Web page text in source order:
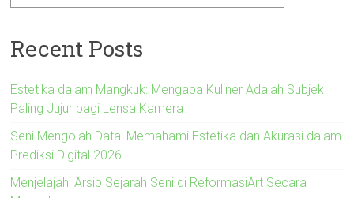
Recent Posts
Estetika dalam Mangkuk: Mengapa Kuliner Adalah Subjek
Paling Jujur bagi Lensa Kamera
Seni Mengolah Data: Memahami Estetika dan Akurasi dalam
Prediksi Digital 2026
Menjelajahi Arsip Sejarah Seni di ReformasiArt Secara